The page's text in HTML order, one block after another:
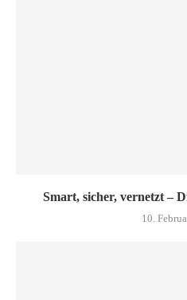
Smart, sicher, vernetzt –
10.